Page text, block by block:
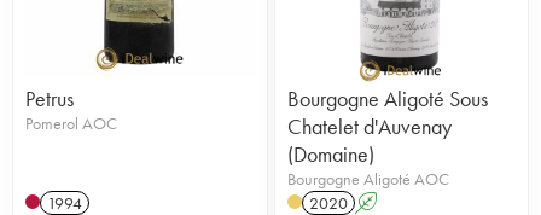
Petrus
Pomerol AOC
1994
Bourgogne Aligoté Sous
Chatelet d'Auvenay
(Domaine)
Bourgogne Aligoté AOC
2020 A